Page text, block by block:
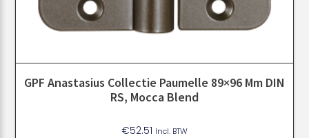
GPF Anastasius Collectie Paumelle 89×96 Mm DIN
RS, Mocca Blend
€52.51 Incl. BTW